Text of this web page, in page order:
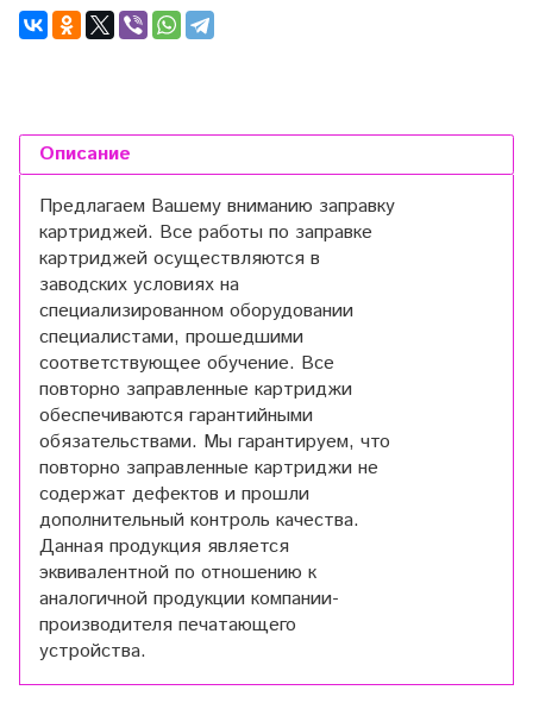
Описание
Предлагаем Вашему вниманию заправку
картриджей. Все работы по заправке
картриджей осуществляются в
заводских условиях на
специализированном оборудовании
специалистами, прошедшими
соответствующее обучение. Все
повторно заправленные картриджи
обеспечиваются гарантийными
обязательствами. Мы гарантируем, что
повторно заправленные картриджи не
содержат дефектов и прошли
дополнительный контроль качества.
Данная продукция является
эквивалентной по отношению к
аналогичной продукции компании-
производителя печатающего
устройства.